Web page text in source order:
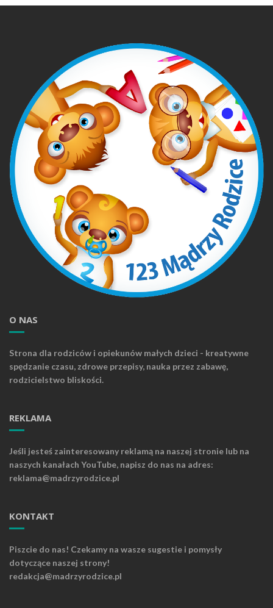
O NAS
Strona dla rodziców i opiekunów małych dzieci - kreatywne
spędzanie czasu, zdrowe przepisy, nauka przez zabawę,
rodzicielstwo bliskości.
REKLAMA
Jeśli jesteś zainteresowany reklamą na naszej stronie lub na
naszych kanałach YouTube, napisz do nas na adres:
reklama@madrzyrodzice.pl
KONTAKT
Piszcie do nas! Czekamy na wasze sugestie i pomysły
dotyczące naszej strony!
redakcja@madrzyrodzice.pl